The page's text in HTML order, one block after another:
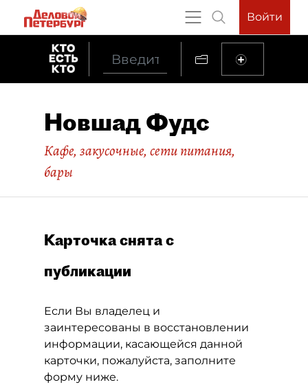
Войти
Новшад Фудс
Кафе, закусочные, сети питания,
бары
Карточка снята с
публикации
Если Вы владелец и
заинтересованы в восстановлении
информации, касающейся данной
карточки, пожалуйста, заполните
форму ниже.